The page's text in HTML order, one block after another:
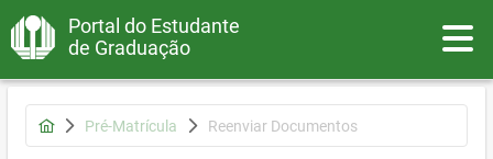
Portal do Estudante
de Graduação
Pré-Matrícula Reenviar Documentos